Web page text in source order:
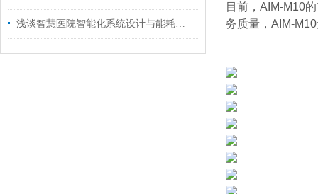
浅谈智慧医院智能化系统设计与能耗管理产品选型
目前，AIM-M10
务质量，AIM-